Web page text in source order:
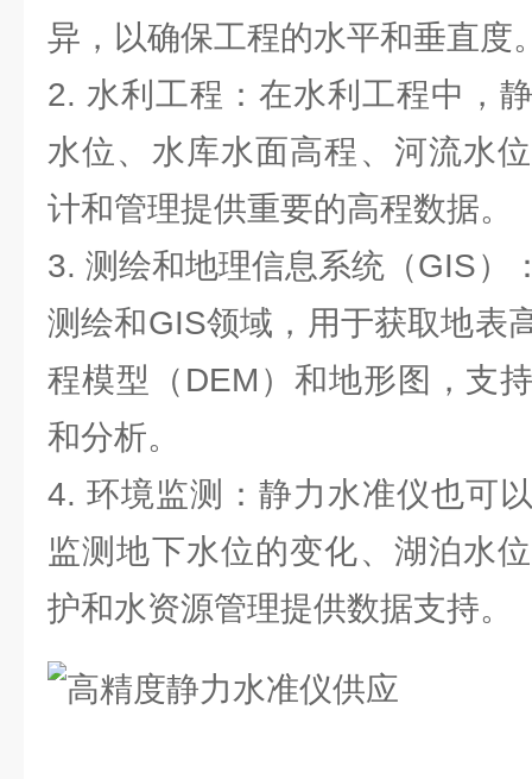
异，以确保工程的水平和垂直度
2. 水利工程：在水利工程中，
水位、水库水面高程、河流水
计和管理提供重要的高程数据。
3. 测绘和地理信息系统（GIS）
测绘和GIS领域，用于获取地表
程模型（DEM）和地形图，支
和分析。
4. 环境监测：静力水准仪也可
监测地下水位的变化、湖泊水
护和水资源管理提供数据支持。